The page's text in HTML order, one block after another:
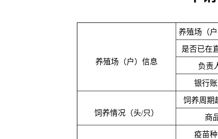
养殖场（户）信息
养殖场（
是否已在
负责
银行
饲养情况（头/只）
饲养周期
商
疫苗